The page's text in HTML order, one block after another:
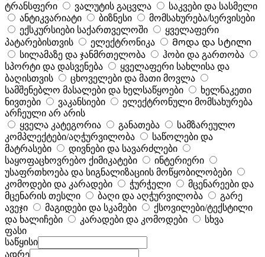
ტრანსფერი
ვალუტის გაცვლა
საკვები და სასმელი
ანტიკვარიატი
ბიზნესი
მომსახურება/სერვისები
ექსკურსიები საქართველოში
ყველაფერი
პატარებისთვის
ელექტრონიკა
Მოდა და სტილი
სილამაზე და ჯანმრთელობა
ჰობი და გართობა
სპორტი და დასვენება
ყველაფერი სახლისა და
ბაღისთვის
ცხოველები და მათი მოვლა
სამშენებლო მასალები და ხელსაწყოები
ხელნაკეთი
ნივთები
ვაკანსიები
ელექტრონული მომსახურება
არჩეული არ არის
ყველა კატეგორია
განათება
სამზარეულო
კომპლექტები/აღჭურვილობა
საწოლები და
მატრასები
დივნები და სავარძლები
საყოფაცხოვრებო ქიმიკატები
ინტერიერი
უსაფრთხოება და სიგნალიზაციის მოწყობილობები
კომოდები და კარადები
ჭურჭელი
მცენარეები და
მცენარის თესლი
ბაღი და აღჭურვილობა
გარე
ავეჯი
მაგიდები და სკამები
ქსოვილები/ტექსტილი
და ხალიჩები
კარადები და კომოდები
სხვა
ფასი
საწყისი
ადრე